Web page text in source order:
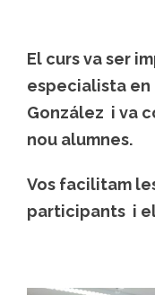
El curs va ser
especialista en
González i va
nou alumnes.
Vos facilitam
participants i